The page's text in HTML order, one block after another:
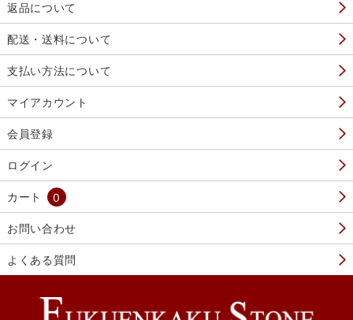
返品について
配送・送料について
支払い方法について
マイアカウント
会員登録
ログイン
カート 0
お問い合わせ
よくある質問